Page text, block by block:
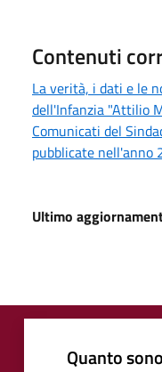
Contenuti
La verità, i dati e le
dell'Infanzia "Attilio
Comunicati del
pubblicate nell'anno
Ultimo
Quanto